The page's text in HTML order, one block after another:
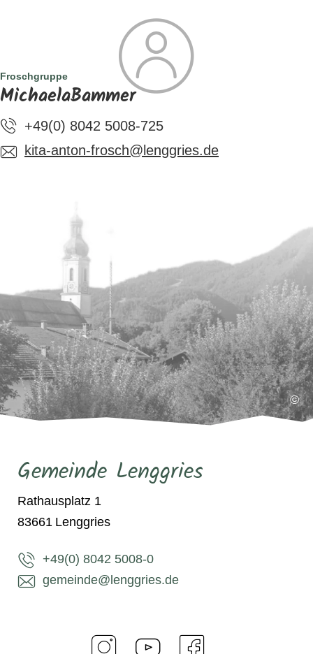
SUCHE
Froschgruppe
MichaelaBammer
+49(0) 8042 5008-725
kita-anton-frosch@lenggries.de
©
Gemeinde Lenggries
Rathausplatz 1
83661 Lenggries
+49(0) 8042 5008-0
gemeinde@lenggries.de